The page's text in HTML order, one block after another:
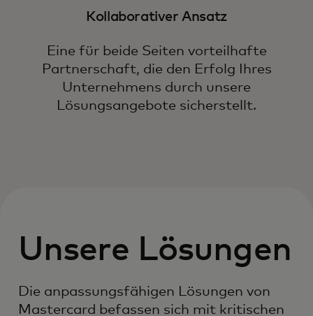
Kollaborativer Ansatz
Eine für beide Seiten vorteilhafte
Partnerschaft, die den Erfolg Ihres
Unternehmens durch unsere
Lösungsangebote sicherstellt.
Unsere Lösungen
Die anpassungsfähigen Lösungen von
Mastercard befassen sich mit kritischen